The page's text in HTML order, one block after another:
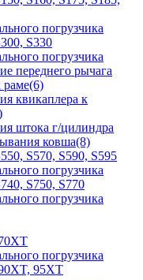
погрузчика
S330
погрузчика
переднего рычага
раме(6)
квикаплера к
штока г/цилиндра
ковша(8)
S570, S590, S595
погрузчика
S750, S770
погрузчика
погрузчика
95XT